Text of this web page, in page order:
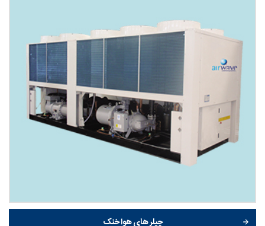
چیلر های هوا خنک